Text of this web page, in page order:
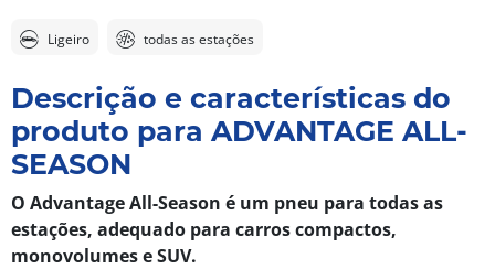
Ligeiro todas as estações
Descrição e características do
produto para ADVANTAGE ALL-
SEASON
O Advantage All-Season é um pneu para todas as
estações, adequado para carros compactos,
monovolumes e SUV.